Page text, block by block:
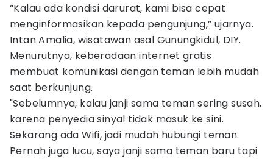
“Kalau ada kondisi darurat, kami bisa cepat
menginformasikan kepada pengunjung,” ujarnya.
Intan Amalia, wisatawan asal Gunungkidul, DIY.
Menurutnya, keberadaan internet gratis
membuat komunikasi dengan teman lebih mudah
saat berkunjung.
"Sebelumnya, kalau janji sama teman sering susah,
karena penyedia sinyal tidak masuk ke sini.
Sekarang ada Wifi, jadi mudah hubungi teman.
Pernah juga lucu, saya janji sama teman baru tapi